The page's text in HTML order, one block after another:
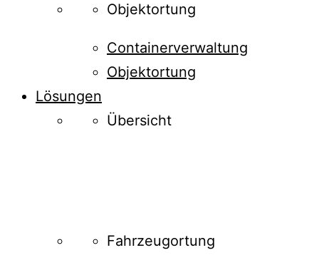
Objektortung
Containerverwaltung
Objektortung
Lösungen
Übersicht
Fahrzeugortung